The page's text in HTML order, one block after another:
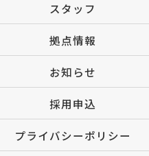
スタッフ
拠点情報
お知らせ
採用申込
プライバシーポリシー